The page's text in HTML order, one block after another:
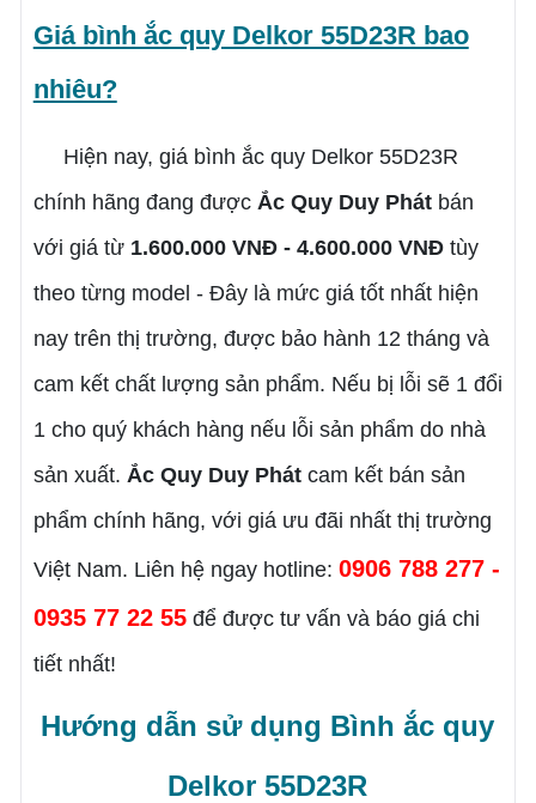
Giá bình ắc quy Delkor 55D23R bao
nhiêu?
Hiện nay, giá bình ắc quy Delkor 55D23R
chính hãng đang được Ắc Quy Duy Phátbán
với giá từ 1.600.000 VNĐ - 4.600.000 VNĐtùy
theo từng model - Đây là mức giá tốt nhất hiện
nay trên thị trường, được bảo hành 12 tháng và
cam kết chất lượng sản phẩm. Nếu bị lỗi sẽ 1 đổi
1 cho quý khách hàng nếu lỗi sản phẩm do nhà
sản xuất. Ắc Quy Duy Phátcam kết bán sản
phẩm chính hãng, với giá ưu đãi nhất thị trường
Việt Nam. Liên hệ ngay hotline: 0906 788 277 -
0935 77 22 55 để được tư vấn và báo giá chi
tiết nhất!
Hướng dẫn sử dụng Bình ắc quy
Delkor 55D23R